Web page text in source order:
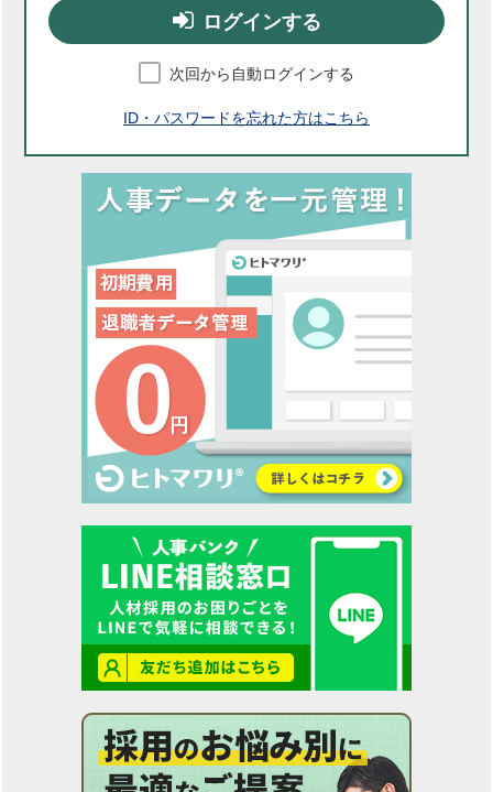
ログインする
次回から自動ログインする
ID・パスワードを忘れた方はこちら